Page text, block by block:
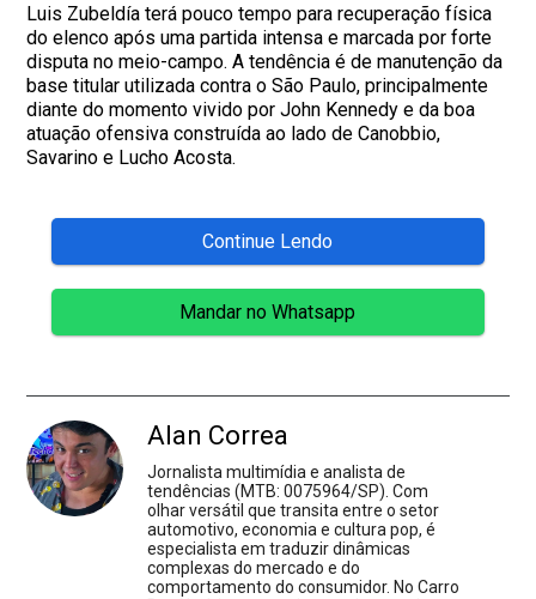
Luis Zubeldía terá pouco tempo para recuperação física
do elenco após uma partida intensa e marcada por forte
disputa no meio-campo. A tendência é de manutenção da
base titular utilizada contra o São Paulo, principalmente
diante do momento vivido por John Kennedy e da boa
atuação ofensiva construída ao lado de Canobbio,
Savarino e Lucho Acosta.
Continue Lendo
Mandar no Whatsapp
Alan Correa
Jornalista multimídia e analista de
tendências (MTB: 0075964/SP). Com
olhar versátil que transita entre o setor
automotivo, economia e cultura pop, é
especialista em traduzir dinâmicas
complexas do mercado e do
comportamento do consumidor. No Carro